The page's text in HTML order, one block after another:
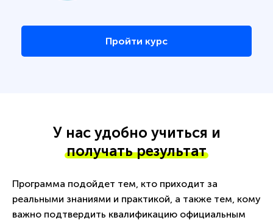
Пройти курс
У нас удобно учиться и
получать результат
Программа подойдет тем, кто приходит за
реальными знаниями и практикой, а также тем, кому
важно подтвердить квалификацию официальным